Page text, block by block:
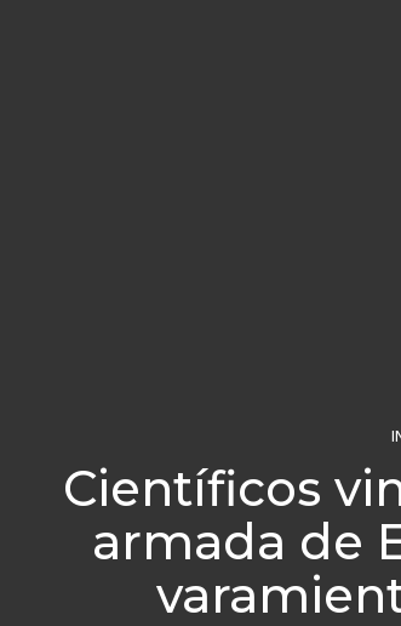
Científicos
armada de